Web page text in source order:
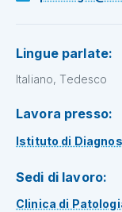
Lingue parlate:
Italiano, Tedesco
Lavora presso:
Istituto di
Sedi di lavoro:
Clinica di